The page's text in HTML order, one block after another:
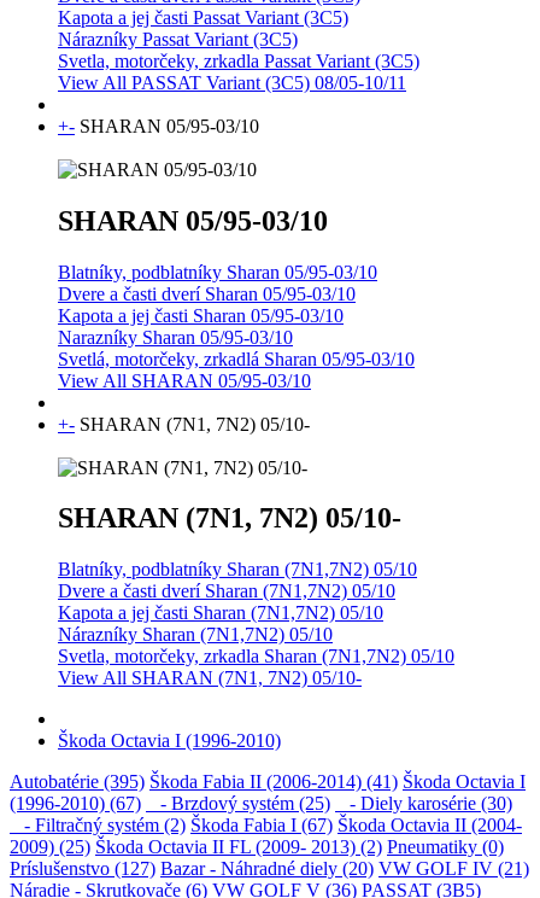
Kapota a jej časti Passat Variant (3C5)
Nárazníky Passat Variant (3C5)
Svetla, motorčeky, zrkadla Passat Variant (3C5)
View All PASSAT Variant (3C5) 08/05-10/11
+- SHARAN 05/95-03/10
SHARAN 05/95-03/10
Blatníky, podblatníky Sharan 05/95-03/10
Dvere a časti dverí Sharan 05/95-03/10
Kapota a jej časti Sharan 05/95-03/10
Narazníky Sharan 05/95-03/10
Svetlá, motorčeky, zrkadlá Sharan 05/95-03/10
View All SHARAN 05/95-03/10
+- SHARAN (7N1, 7N2) 05/10-
SHARAN (7N1, 7N2) 05/10-
Blatníky, podblatníky Sharan (7N1,7N2) 05/10
Dvere a časti dverí Sharan (7N1,7N2) 05/10
Kapota a jej časti Sharan (7N1,7N2) 05/10
Nárazníky Sharan (7N1,7N2) 05/10
Svetla, motorčeky, zrkadla Sharan (7N1,7N2) 05/10
View All SHARAN (7N1, 7N2) 05/10-
Škoda Octavia I (1996-2010)
Autobatérie (395) Škoda Fabia II (2006-2014) (41) Škoda Octavia I
(1996-2010) (67)
- Brzdový systém (25)
- Diely karosérie (30)
- Filtračný systém (2) Škoda Fabia I (67) Škoda Octavia II (2004-
2009) (25) Škoda Octavia II FL (2009- 2013) (2) Pneumatiky (0)
Príslušenstvo (127) Bazar - Náhradné diely (20) VW GOLF IV (21)
Náradie - Skrutkovače (6) VW GOLF V (36) PASSAT (3B5)